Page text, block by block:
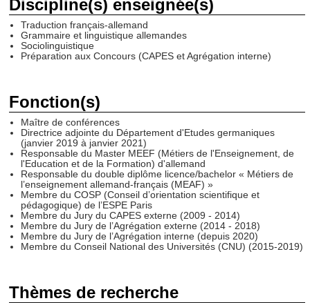
Discipline(s) enseignée(s)
Traduction français-allemand
Grammaire et linguistique allemandes
Sociolinguistique
Préparation aux Concours (CAPES et Agrégation interne)
Fonction(s)
Maître de conférences
Directrice adjointe du Département d'Etudes germaniques
(janvier 2019 à janvier 2021)
Responsable du Master MEEF (Métiers de l'Enseignement, de
l'Education et de la Formation) d'allemand
Responsable du double diplôme licence/bachelor « Métiers de
l’enseignement allemand-français (MEAF) »
Membre du COSP (Conseil d’orientation scientifique et
pédagogique) de l’ESPE Paris
Membre du Jury du CAPES externe (2009 - 2014)
Membre du Jury de l’Agrégation externe (2014 - 2018)
Membre du Jury de l’Agrégation interne (depuis 2020)
Membre du Conseil National des Universités (CNU) (2015-2019)
Thèmes de recherche